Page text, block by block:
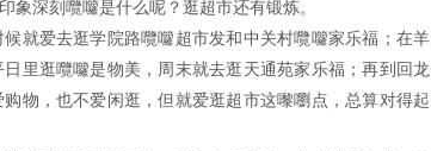
象深刻囕囖是什么呢？逛超市还有锻炼。
就爱去逛学院路囕囖超市发和中关村囕囖家乐福；在羊
里逛囕囖是物美，周末就去逛天通苑家乐福；再到回龙
物，也不爱闲逛，但就爱逛超市这嚟嚠点，总算对得起